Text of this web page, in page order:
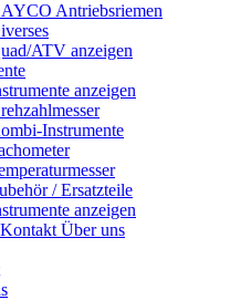
Antriebsriemen
ATV anzeigen
anzeigen
Instrumente
/ Ersatzteile
anzeigen
Kontakt Über uns